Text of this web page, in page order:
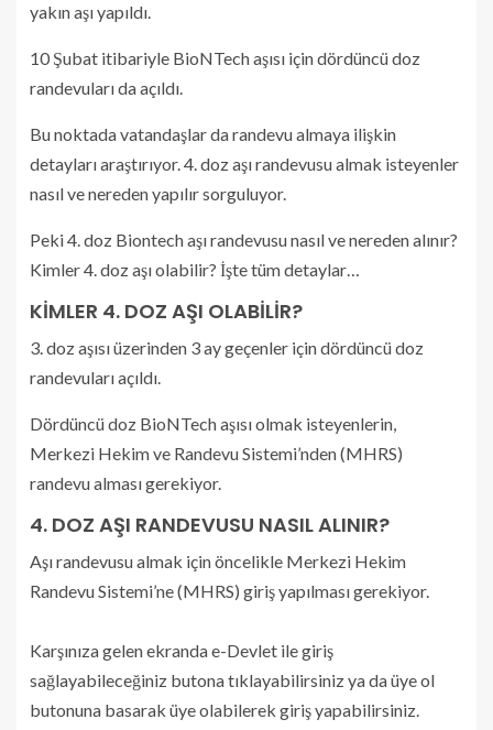
yakın aşı yapıldı.
10 Şubat itibariyle BioNTech aşısı için dördüncü doz
randevuları da açıldı.
Bu noktada vatandaşlar da randevu almaya ilişkin
detayları araştırıyor. 4. doz aşı randevusu almak isteyenler
nasıl ve nereden yapılır sorguluyor.
Peki 4. doz Biontech aşı randevusu nasıl ve nereden alınır?
Kimler 4. doz aşı olabilir? İşte tüm detaylar…
KİMLER 4. DOZ AŞI OLABİLİR?
3. doz aşısı üzerinden 3 ay geçenler için dördüncü doz
randevuları açıldı.
Dördüncü doz BioNTech aşısı olmak isteyenlerin,
Merkezi Hekim ve Randevu Sistemi’nden (MHRS)
randevu alması gerekiyor.
4. DOZ AŞI RANDEVUSU NASIL ALINIR?
Aşı randevusu almak için öncelikle Merkezi Hekim
Randevu Sistemi’ne (MHRS) giriş yapılması gerekiyor.
Karşınıza gelen ekranda e-Devlet ile giriş
sağlayabileceğiniz butona tıklayabilirsiniz ya da üye ol
butonuna basarak üye olabilerek giriş yapabilirsiniz.